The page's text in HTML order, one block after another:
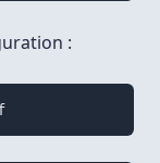
:
sudo nano /etc/mkinitcpio.conf